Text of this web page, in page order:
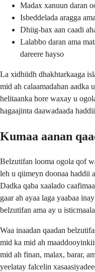
Madax xanuun daran
Isbeddelada aragga
Dhiig-bax aan caadi
Lalabbo daran ama
dareere hayso
La xidhiidh dhakhtarkaaga
mid ah calaamadahan aadka
helitaanka hore waxay u
hagaajinta daawadaada
Kumaa aanan
Belzutifan looma ogola qof
leh u qiimeyn doonaa haddii
Dadka qaba xaalado
gaar ah ayaa laga yaabaa
belzutifan ama ay u
Waa inaadan qaadan
mid ka mid ah
mid ah finan, malax, barar,
yeelatay falcelin